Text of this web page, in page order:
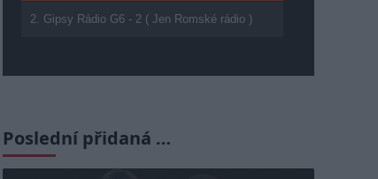
2. Gipsy Rádio G6 - 2 ( Jen Romské rádio )
Poslední přidaná …